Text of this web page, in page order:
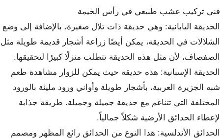
فنى تركيب عشب طبيعي في رأس الخيمة
الحديقة اليابانية: وهي حديقة ذات تلال صغيرة، بالإضافة إلى وضع
الشلالات في الحديقة، يمكن أيضًا زراعة أشجار قديمة طويلة مثل
الصفصاف، لأن مثل هذه الحديقة تتطلب منزلًا كبيرًا لتحقيقها.
الحديقة الإسبانية: هذه حديقة حيث يمكن للزوار مشاهدة طعم
شبه الجزيرة العربية، بأشجار طويلة وأواني ورود مليئة بالورود
المختلفة التي تتناغم مع حديقة جميلة وجميلة. طريقة جذابة
لإعطاء الحدائق الأرضية شكلاً جمالياً.
الحدائق الأندلسية: هذا النوع من الحدائق رائع المظهر ومصمم